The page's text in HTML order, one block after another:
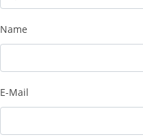
Name
E-Mail